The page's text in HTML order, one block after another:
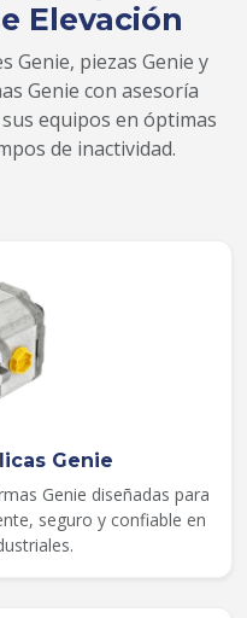
Elevación
Genie, piezas Genie y
Genie con asesoría
equipos en óptimas
de inactividad.
Genie
Genie diseñadas para
seguro y confiable en